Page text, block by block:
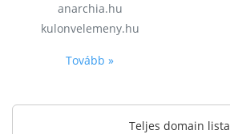
anarchia.hu
kulonvelemeny.hu
Tovább »
Teljes domain lista